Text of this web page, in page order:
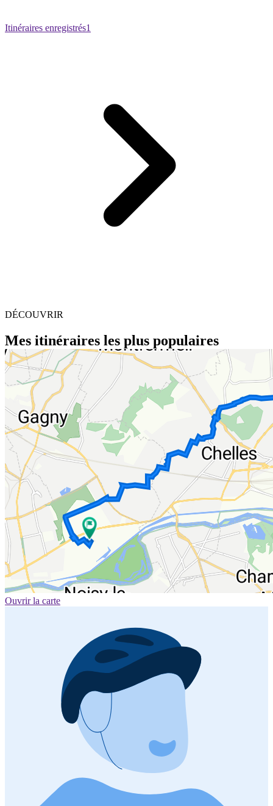
Itinéraires enregistrés1
DÉCOUVRIR
Mes itinéraires les plus populaires
Ouvrir la carte